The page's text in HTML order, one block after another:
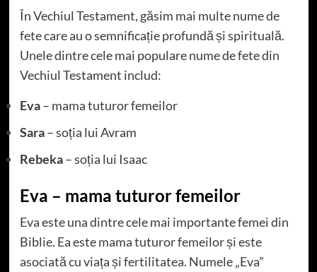
În Vechiul Testament, găsim mai multe nume de
fete care au o semnificație profundă și spirituală.
Unele dintre cele mai populare nume de fete din
Vechiul Testament includ:
Eva– mama tuturor femeilor
Sara– soția lui Avram
Rebeka– soția lui Isaac
Eva – mama tuturor femeilor
Eva este una dintre cele mai importante femei din
Biblie. Ea este mama tuturor femeilor și este
asociată cu viața și fertilitatea. Numele „Eva”